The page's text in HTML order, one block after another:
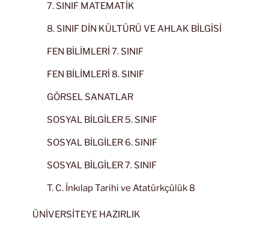
7. SINIF MATEMATİK
8. SINIF DİN KÜLTÜRÜ VE AHLAK BİLGİSİ
FEN BİLİMLERİ 7. SINIF
FEN BİLİMLERİ 8. SINIF
GÖRSEL SANATLAR
SOSYAL BİLGİLER 5. SINIF
SOSYAL BİLGİLER 6. SINIF
SOSYAL BİLGİLER 7. SINIF
T. C. İnkılap Tarihi ve Atatürkçülük 8
ÜNİVERSİTEYE HAZIRLIK